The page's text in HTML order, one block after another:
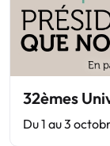
32èmes
Du 1 au 3